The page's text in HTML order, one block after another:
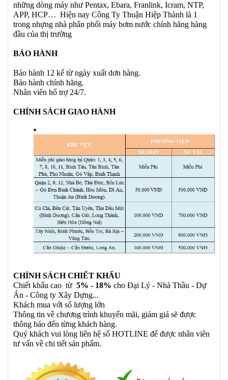
những dòng máy như Pentax, Ebara, Franlink, Icram, NTP,
APP, HCP… Hiện nay Công Ty Thuận Hiệp Thành là 1
trong nhựng nhà phân phối máy bơm nước chính hãng hàng
đầu của thị trường
BẢO HÀNH
Bảo hành 12 kể từ ngày xuất dơn hàng.
Bảo hành chính hãng.
Nhân viên hổ trợ 24/7.
CHÍNH SÁCH GIAO HÀNH
CHÍNH SÁCH CHIẾT KHẤU
Chiết khấu cao từ 5% - 18% cho Đại Lý - Nhà Thầu - Dự
Án - Công ty Xây Dựng...
Khách mua với số lượng lớn
Thông tin về chương trình khuyến mãi, giảm giá sẽ được
thông báo đến từng khách hàng.
Quý khách vui lòng liên hệ số HOTLINE để được nhân viên
tư vấn về chi tiết sản phẩm.